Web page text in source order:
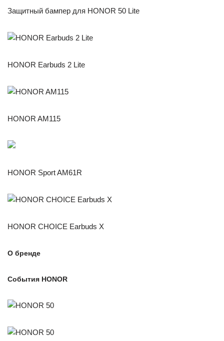
Защитный бампер для HONOR 50 Lite
HONOR Earbuds 2 Lite
HONOR AM115
HONOR Sport AM61R
HONOR CHOICE Earbuds X
О бренде
События HONOR